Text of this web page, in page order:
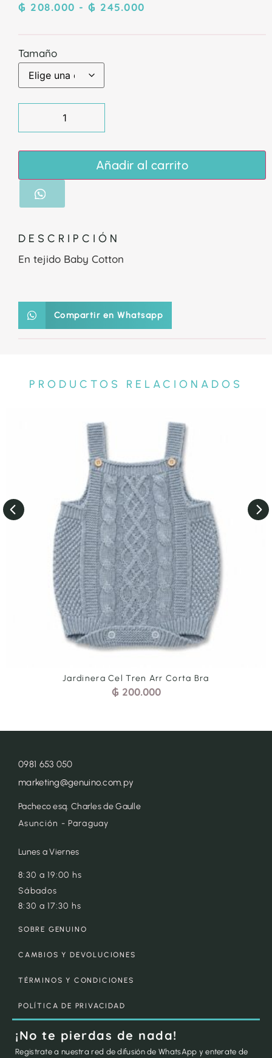
₲ 208.000 - ₲ 245.000
Tamaño
Añadir al carrito
DESCRIPCIÓN
En tejido Baby Cotton
Compartir en Whatsapp
PRODUCTOS RELACIONADOS
Jardinera Cel Tren Arr Corta Bra
₲ 200.000
0981 653 050
marketing@genuino.com.py
Pacheco esq. Charles de Gaulle
Asunción - Paraguay
Lunes a Viernes
8:30 a 19:00 hs
Sábados
8:30 a 17:30 hs
SOBRE GENUINO
CAMBIOS Y DEVOLUCIONES
TÉRMINOS Y CONDICIONES
POLÍTICA DE PRIVACIDAD
¡No te pierdas de nada!
Registrate a nuestra red de difusión de WhatsApp y enterate de